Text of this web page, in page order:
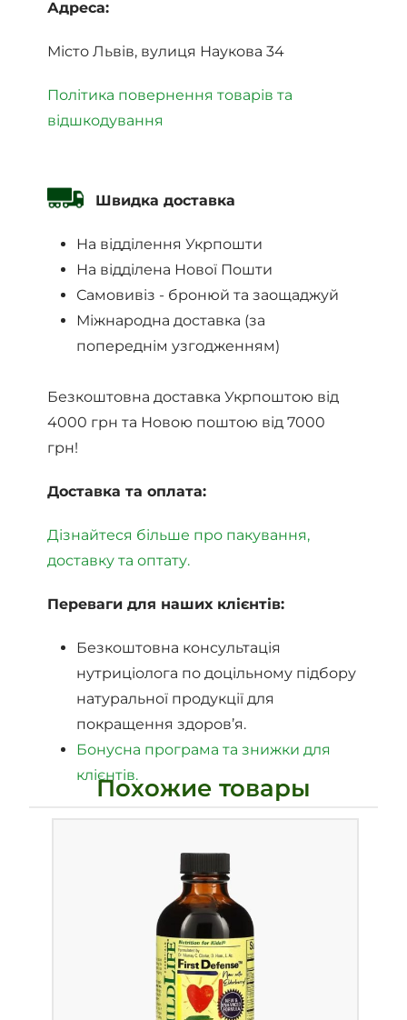
Адреса:
Місто Львів, вулиця Наукова 34
Політика повернення товарів та
відшкодування
Швидка доставка
На відділення Укрпошти
На відділена Нової Пошти
Самовивіз - бронюй та заощаджуй
Міжнародна доставка (за
попереднім узгодженням)
Безкоштовна доставка Укрпоштою від
4000 грн та Новою поштою від 7000
грн!
Доставка та оплата:
Дізнайтеся більше про пакування,
доставку та оптату.
Переваги для наших клієнтів:
Безкоштовна консультація
нутриціолога по доцільному підбору
натуральної продукції для
покращення здоров’я.
Бонусна програма та знижки для
клієнтів.
Похожие товары